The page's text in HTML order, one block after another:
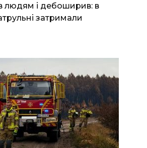
людям і дебоширив: в
затримали